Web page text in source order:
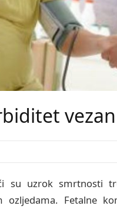
su uzrok smrtnosti
ozljedama. Fetalne